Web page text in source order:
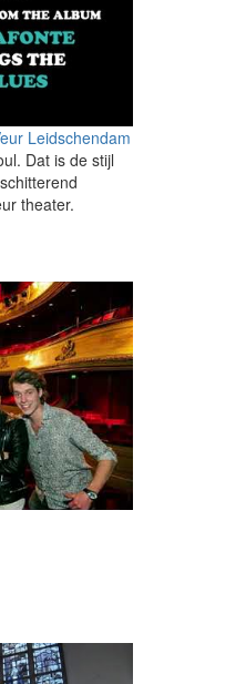
Leidschendam
Dat is de stijl
theater.